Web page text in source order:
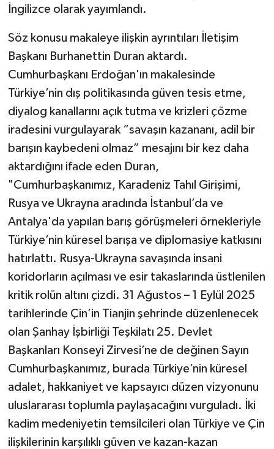
İngilizce olarak yayımlandı.
Söz konusu makaleye ilişkin ayrıntıları İletişim
Başkanı Burhanettin Duran aktardı.
Cumhurbaşkanı Erdoğan'ın makalesinde
Türkiye’nin dış politikasında güven tesis etme,
diyalog kanallarını açık tutma ve krizleri çözme
iradesini vurgulayarak “savaşın kazananı, adil bir
barışın kaybedeni olmaz” mesajını bir kez daha
aktardığını ifade eden Duran,
"Cumhurbaşkanımız, Karadeniz Tahıl Girişimi,
Rusya ve Ukrayna aradında İstanbul’da ve
Antalya'da yapılan barış görüşmeleri örnekleriyle
Türkiye’nin küresel barışa ve diplomasiye katkısını
hatırlattı. Rusya-Ukrayna savaşında insani
koridorların açılması ve esir takaslarında üstlenilen
kritik rolün altını çizdi. 31 Ağustos – 1 Eylül 2025
tarihlerinde Çin’in Tianjin şehrinde düzenlenecek
olan Şanhay İşbirliği Teşkilatı 25. Devlet
Başkanları Konseyi Zirvesi’ne de değinen Sayın
Cumhurbaşkanımız, burada Türkiye’nin küresel
adalet, hakkaniyet ve kapsayıcı düzen vizyonunu
uluslararası toplumla paylaşacağını vurguladı. İki
kadim medeniyetin temsilcileri olan Türkiye ve Çin
ilişkilerinin karşılıklı güven ve kazan-kazan